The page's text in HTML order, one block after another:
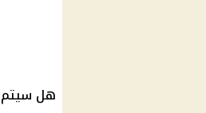
هل سيتم